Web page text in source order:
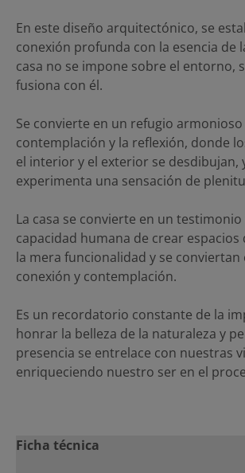
En este diseño arquitectónico, se
conexión profunda con la esencia de
casa no se impone sobre el entorno,
fusiona con él.
Se convierte en un refugio
contemplación y la reflexión, donde
el interior y el exterior se desdibujan,
experimenta una sensación de
La casa se convierte en un
capacidad humana de crear
la mera funcionalidad y se conviertan
conexión y contemplación.
Es un recordatorio constante de la
honrar la belleza de la naturaleza y
presencia se entrelace con nuestras
enriqueciendo nuestro ser en el
Ficha técnica